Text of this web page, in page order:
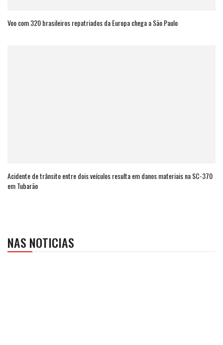
Voo com 320 brasileiros repatriados da Europa chega a São Paulo
Acidente de trânsito entre dois veículos resulta em danos materiais na SC-370
em Tubarão
NAS NOTICIAS